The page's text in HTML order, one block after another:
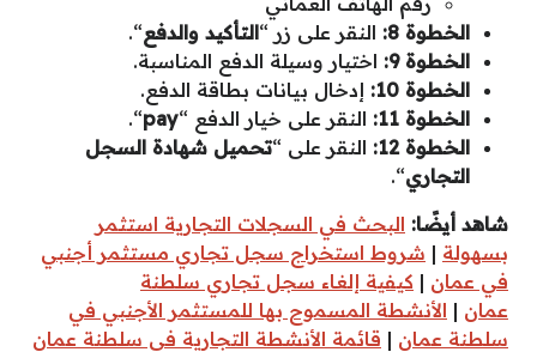
الخطوة 8:
النقر على زر “التأكيد والدفع“.
الخطوة 9:
اختيار وسيلة الدفع المناسبة.
الخطوة 10:
إدخال بيانات بطاقة الدفع.
الخطوة 11:
النقر على خيار الدفع “pay
“.
الخطوة 12:
النقر على “تحميل شهادة السجل
التجاري“.
شاهد أيضًا: البحث في السجلات التجارية استثمر
بسهولة | شروط استخراج سجل تجاري مستثمر أجنبي
في عمان | كيفية إلغاء سجل تجاري سلطنة
عمان | الأنشطة المسموح بها للمستثمر الأجنبي في
سلطنة عمان | قائمة الأنشطة التجارية في سلطنة عمان